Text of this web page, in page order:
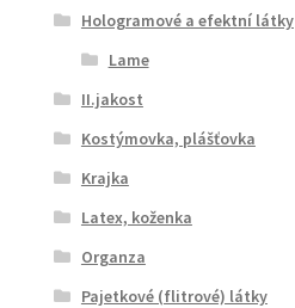
Hologramové a efektní látky
Lame
II.jakost
Kostýmovka, plášťovka
Krajka
Latex, koženka
Organza
Pajetkové (flitrové) látky